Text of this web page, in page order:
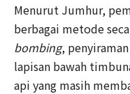
Menurut Jumhur,
berbagai metode
bombing,
lapisan bawah
api yang masih